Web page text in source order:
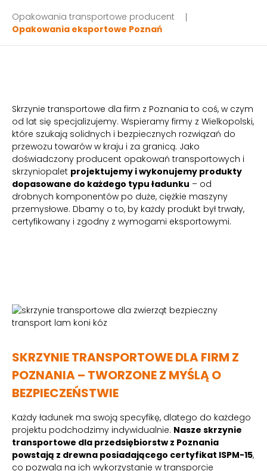
Opakowania transportowe producent
Opakowania eksportowe Poznań
Skrzynie transportowe dla firm z Poznania to coś, w czym
od lat się specjalizujemy. Wspieramy firmy z Wielkopolski,
które szukają solidnych i bezpiecznych rozwiązań do
przewozu towarów w kraju i za granicą. Jako
doświadczony producent opakowań transportowych i
skrzyniopalet projektujemy i wykonujemy produkty
dopasowane do każdego typu ładunku – od
drobnych komponentów po duże, ciężkie maszyny
przemysłowe. Dbamy o to, by każdy produkt był trwały,
certyfikowany i zgodny z wymogami eksportowymi.
SKRZYNIE TRANSPORTOWE DLA FIRM Z
POZNANIA – TWORZONE Z MYŚLĄ O
BEZPIECZEŃSTWIE
Każdy ładunek ma swoją specyfikę, dlatego do każdego
projektu podchodzimy indywidualnie. Nasze skrzynie
transportowe dla przedsiębiorstw z Poznania
powstają z drewna posiadającego certyfikat ISPM-15,
co pozwala na ich wykorzystanie w transporcie